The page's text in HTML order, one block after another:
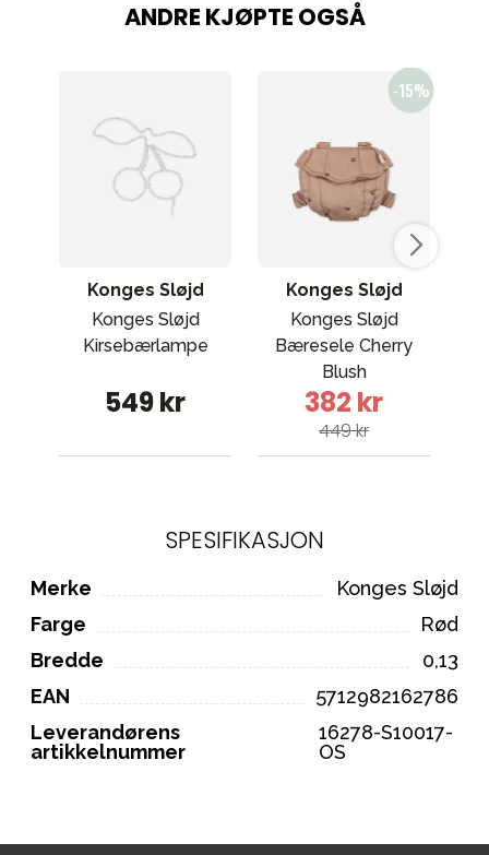
ANDRE KJØPTE OGSÅ
Konges Sløjd
Konges Sløjd
Kirsebærlampe
549 kr
Konges Sløjd
Konges Sløjd
Bæresele Cherry
Blush
382 kr
449 kr
SPESIFIKASJON
Merke
Konges Sløjd
Farge
Rød
Bredde
0,13
EAN
5712982162786
Leverandørens
artikkelnummer
16278-S10017-
OS